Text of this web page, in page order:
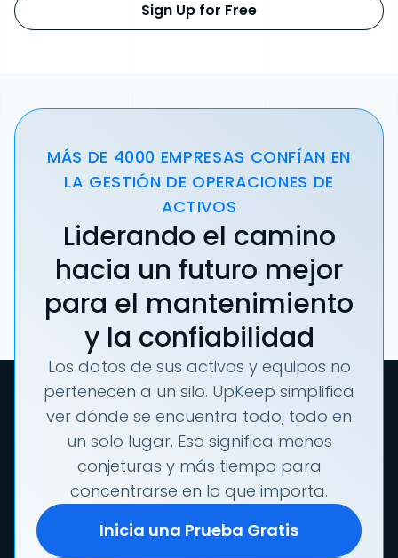
Sign Up for Free
MÁS DE 4000 EMPRESAS CONFÍAN EN
LA GESTIÓN DE OPERACIONES DE
ACTIVOS
Liderando el camino
hacia un futuro mejor
para el mantenimiento
y la confiabilidad
Los datos de sus activos y equipos no
pertenecen a un silo. UpKeep simplifica
ver dónde se encuentra todo, todo en
un solo lugar. Eso significa menos
conjeturas y más tiempo para
concentrarse en lo que importa.
Inicia una Prueba Gratis